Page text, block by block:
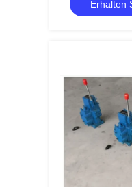
Erhalten